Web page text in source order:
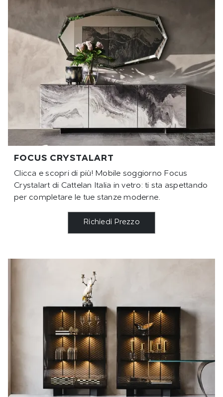
FOCUS CRYSTALART
Clicca e scopri di più! Mobile soggiorno Focus
Crystalart di Cattelan Italia in vetro: ti sta aspettando
per completare le tue stanze moderne.
Richiedi Prezzo